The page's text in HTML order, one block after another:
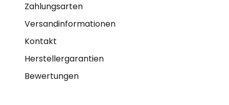
Zahlungsarten
Versandinformationen
Kontakt
Herstellergarantien
Bewertungen